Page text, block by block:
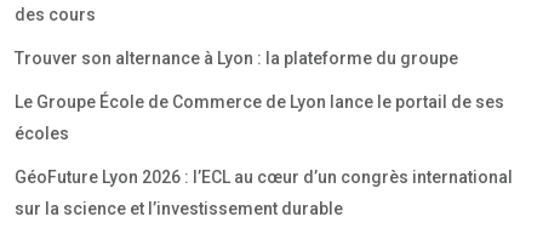
des cours
Trouver son alternance à Lyon : la plateforme du groupe
Le Groupe École de Commerce de Lyon lance le portail de ses
écoles
GéoFuture Lyon 2026 : l’ECL au cœur d’un congrès international
sur la science et l’investissement durable